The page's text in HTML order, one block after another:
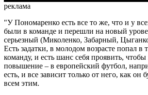
реклама
"У Пономаренко есть все то же, что и у
были в команде и перешли на новый
серьезный (Миколенко, Забарный,
Есть задатки, в молодом возрасте попал
команду, и есть шанс себя проявить,
повышение – в европейский футбол,
есть, и все зависит только от него, как он
всем этим.